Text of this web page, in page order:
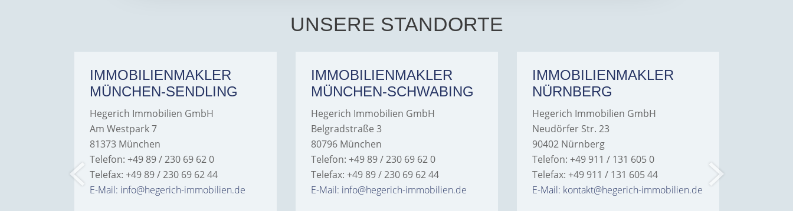
UNSERE STANDORTE
IMMOBILIENMAKLER
MÜNCHEN-SENDLING
Hegerich Immobilien GmbH
Am Westpark 7
81373 München
Telefon: +49 89 / 230 69 62 0
Telefax: +49 89 / 230 69 62 44
E-Mail: info@hegerich-immobilien.de
IMMOBILIENMAKLER
MÜNCHEN-SCHWABING
Hegerich Immobilien GmbH
Belgradstraße 3
80796 München
Telefon: +49 89 / 230 69 62 0
Telefax: +49 89 / 230 69 62 44
E-Mail: info@hegerich-immobilien.de
IMMOBILIENMAKLER
NÜRNBERG
Hegerich Immobilien GmbH
Neudörfer Str. 23
90402 Nürnberg
Telefon: +49 911 / 131 605 0
Telefax: +49 911 / 131 605 44
E-Mail: kontakt@hegerich-immobilien.de